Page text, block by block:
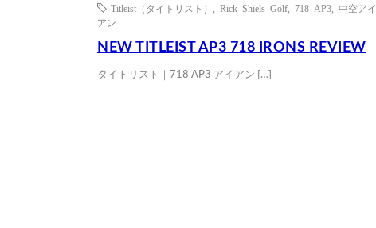
Titleist（タイトリスト）
Rick Shiels Golf 718 AP3
中空アイ
アン
NEW TITLEIST AP3 718 IRONS REVIEW
タイトリスト｜718 AP3 アイアン […]